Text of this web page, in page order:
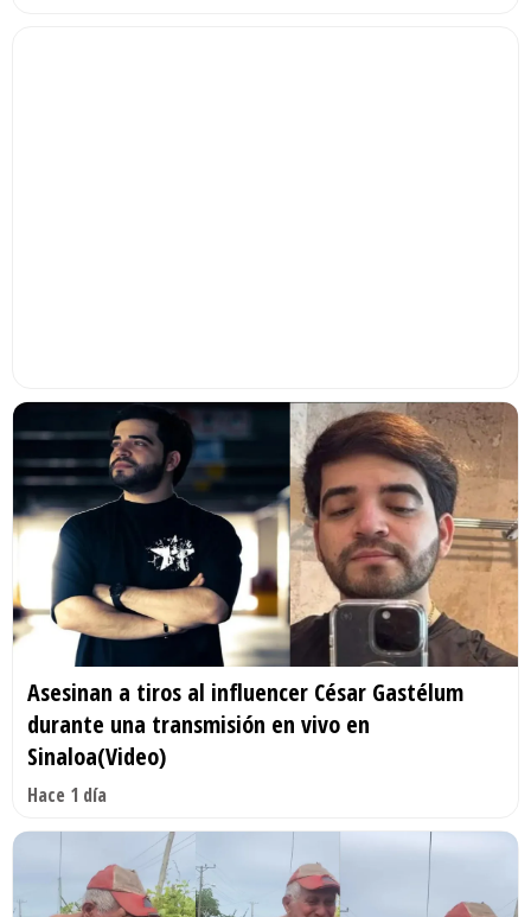
Asesinan a tiros al influencer César Gastélum
durante una transmisión en vivo en
Sinaloa(Video)
Hace 1 día